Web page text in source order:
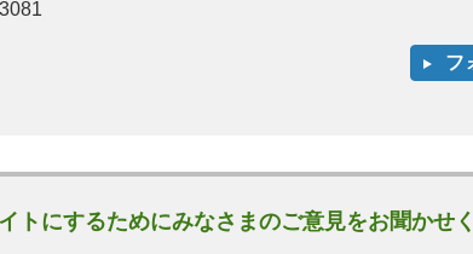
トにするためにみなさまのご意見をお聞かせ